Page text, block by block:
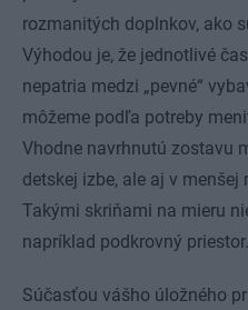
rozmanitých doplnkov, ako
Výhodou je, že jednotlivé
nepatria medzi „pevné“
môžeme podľa potreby
Vhodne navrhnutú zostavu
detskej izbe, ale aj v
Takými skriňami na mieru
napríklad podkrovný priestor.
Súčasťou vášho úložného